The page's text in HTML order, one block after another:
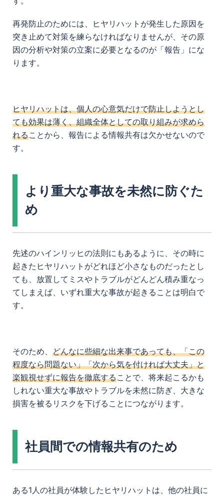
再発防止のためには、ヒヤリハットが発生した原因を
突き止めて対策を練らなければなりませんが、その原
因の分析や対策の立案に必要となるのが「報告」にな
ります。
ヒヤリハットは、個人の心意気だけで防止しようとし
ても効果は薄く、組織全体としての取り組みが求めら
れることから、報告による情報共有は欠かせないので
す。
より重大な事故を未然に防ぐた
め
先述のハインリッヒの法則にもあるように、その時に
起きたヒヤリハットがどれほど小さなものだったとし
ても、放置してミスやトラブルがどんどん積み重なっ
てしまえば、いずれ重大な事故が起きることは明白で
す。
そのため、 どんなに些細な出来事であっても、「この
程度なら問題ない」「次から気を付ければ大丈夫」と
楽観視せずに報告を徹底することで、将来起こるかも
しれない重大な事故やトラブルを未然に防ぎ、大きな
損害を被るリスクを下げることにつながります。
社員間での情報共有のため
ある1人の社員が体験したヒヤリハットは、他の社員に